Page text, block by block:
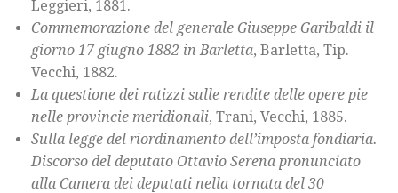
Leggieri, 1881.
Commemorazione del generale Giuseppe Garibaldi il
giorno 17 giugno 1882 in Barletta, Barletta, Tip.
Vecchi, 1882.
La questione dei ratizzi sulle rendite delle opere pie
nelle provincie meridionali, Trani, Vecchi, 1885.
Sulla legge del riordinamento dell’imposta fondiaria.
Discorso del deputato Ottavio Serena pronunciato
alla Camera dei deputati nella tornata del 30